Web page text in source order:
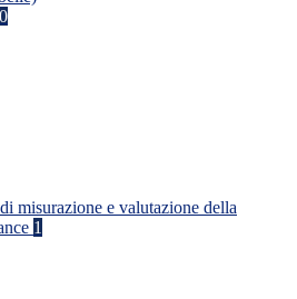
misurazione e valutazione della
1